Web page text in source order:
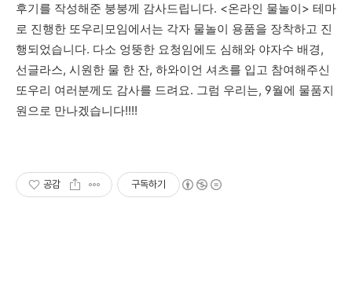
후기를 작성해준 붕붕께 감사드립니다. <온라인 물놀이> 테마
로 진행한 또우리모임에서는 각자 물놀이 용품을 장착하고 진
행되었습니다. 다소 엉뚱한 요청임에도 심해와 야자수 배경,
선글라스, 시원한 물 한 잔, 하와이언 셔츠를 입고 참여해주신
또우리 여러분께도 감사를 드려요. 그럼 우리는, 9월에 물품지
원으로 만나겠습니다!!!!
공감 구독하기